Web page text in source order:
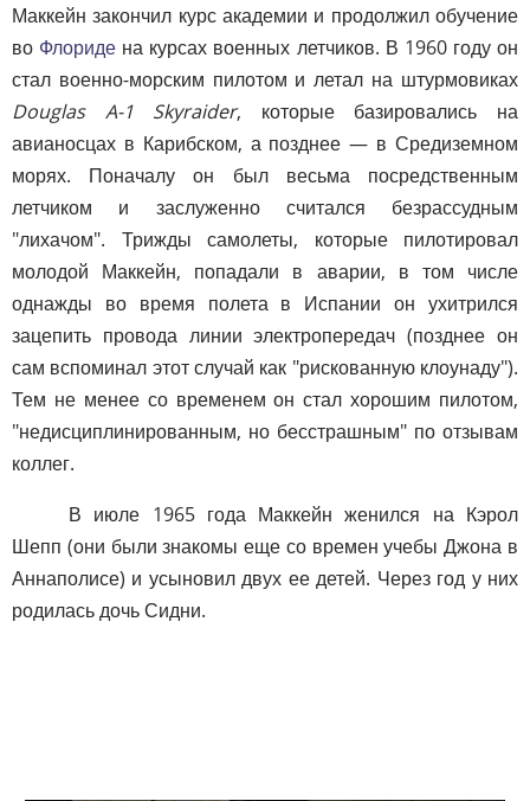
Маккейн закончил курс академии и продолжил обучение
во Флориде на курсах военных летчиков. В 1960 году он
стал военно-морским пилотом и летал на штурмовиках
Douglas A-1 Skyraider, которые базировались на
авианосцах в Карибском, а позднее — в Средиземном
морях. Поначалу он был весьма посредственным
летчиком и заслуженно считался безрассудным
"лихачом". Трижды самолеты, которые пилотировал
молодой Маккейн, попадали в аварии, в том числе
однажды во время полета в Испании он ухитрился
зацепить провода линии электропередач (позднее он
сам вспоминал этот случай как "рискованную клоунаду").
Тем не менее со временем он стал хорошим пилотом,
"недисциплинированным, но бесстрашным" по отзывам
коллег.
В июле 1965 года Маккейн женился на Кэрол
Шепп (они были знакомы еще со времен учебы Джона в
Аннаполисе) и усыновил двух ее детей. Через год у них
родилась дочь Сидни.